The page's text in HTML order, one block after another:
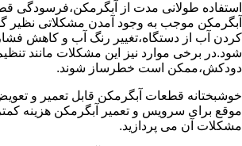
استفاده طولانی مدت از
آبگرمکن موجب به وجود آمدن مشکلاتی نظیر
کردن آب از دستگاه،تغییر رنگ آب و کاهش
شود.در برخی موارد نیز این مشکلات مانند
دودکش،ممکن است خطرساز شوند.
خوشبختانه قطعات آبگرمکن قابل تعمیر و
موقع برای سرویس و تعمیر آبگرمکن هزینه
مشکلات آن می پردازید.